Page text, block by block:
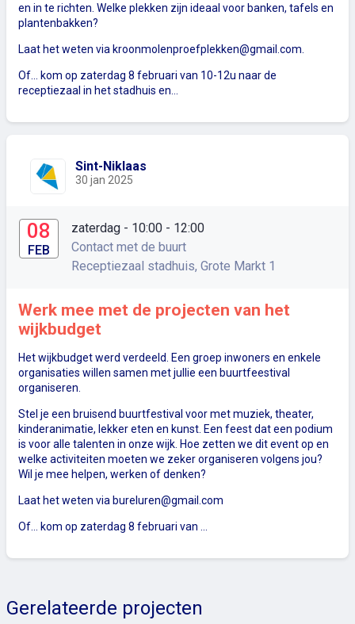
en in te richten. Welke plekken zijn ideaal voor banken, tafels en
plantenbakken?
Laat het weten via kroonmolenproefplekken@gmail.com
Of... kom op zaterdag 8 februari van 10-12u naar de
receptiezaal in het stadhuis en…
Sint-Niklaas
30 jan 2025
08
FEB
zaterdag - 10:00 - 12:00
Contact met de buurt
Receptiezaal stadhuis, Grote Markt 1
Werk mee met de projecten van het
wijkbudget
Het wijkbudget werd verdeeld. Een groep inwoners en enkele
organisaties willen samen met jullie een buurtfeestival
organiseren.
Stel je een bruisend buurtfestival voor met muziek, theater,
kinderanimatie, lekker eten en kunst. Een feest dat een podium
is voor alle talenten in onze wijk. Hoe zetten we dit event op en
welke activiteiten moeten we zeker organiseren volgens jou?
Wil je mee helpen, werken of denken?
Laat het weten via bureluren@gmail.com
Of... kom op zaterdag 8 februari van …
Gerelateerde projecten